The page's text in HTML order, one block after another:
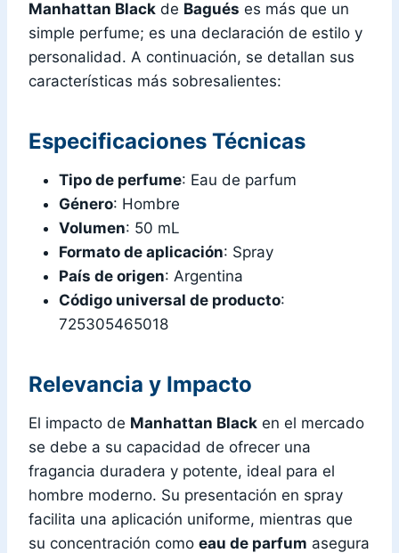
Manhattan Black de Bagués es más que un
simple perfume; es una declaración de estilo y
personalidad. A continuación, se detallan sus
características más sobresalientes:
Especificaciones Técnicas
Tipo de perfume: Eau de parfum
Género: Hombre
Volumen: 50 mL
Formato de aplicación: Spray
País de origen: Argentina
Código universal de producto:
725305465018
Relevancia y Impacto
El impacto de Manhattan Black en el mercado
se debe a su capacidad de ofrecer una
fragancia duradera y potente, ideal para el
hombre moderno. Su presentación en spray
facilita una aplicación uniforme, mientras que
su concentración como eau de parfum asegura